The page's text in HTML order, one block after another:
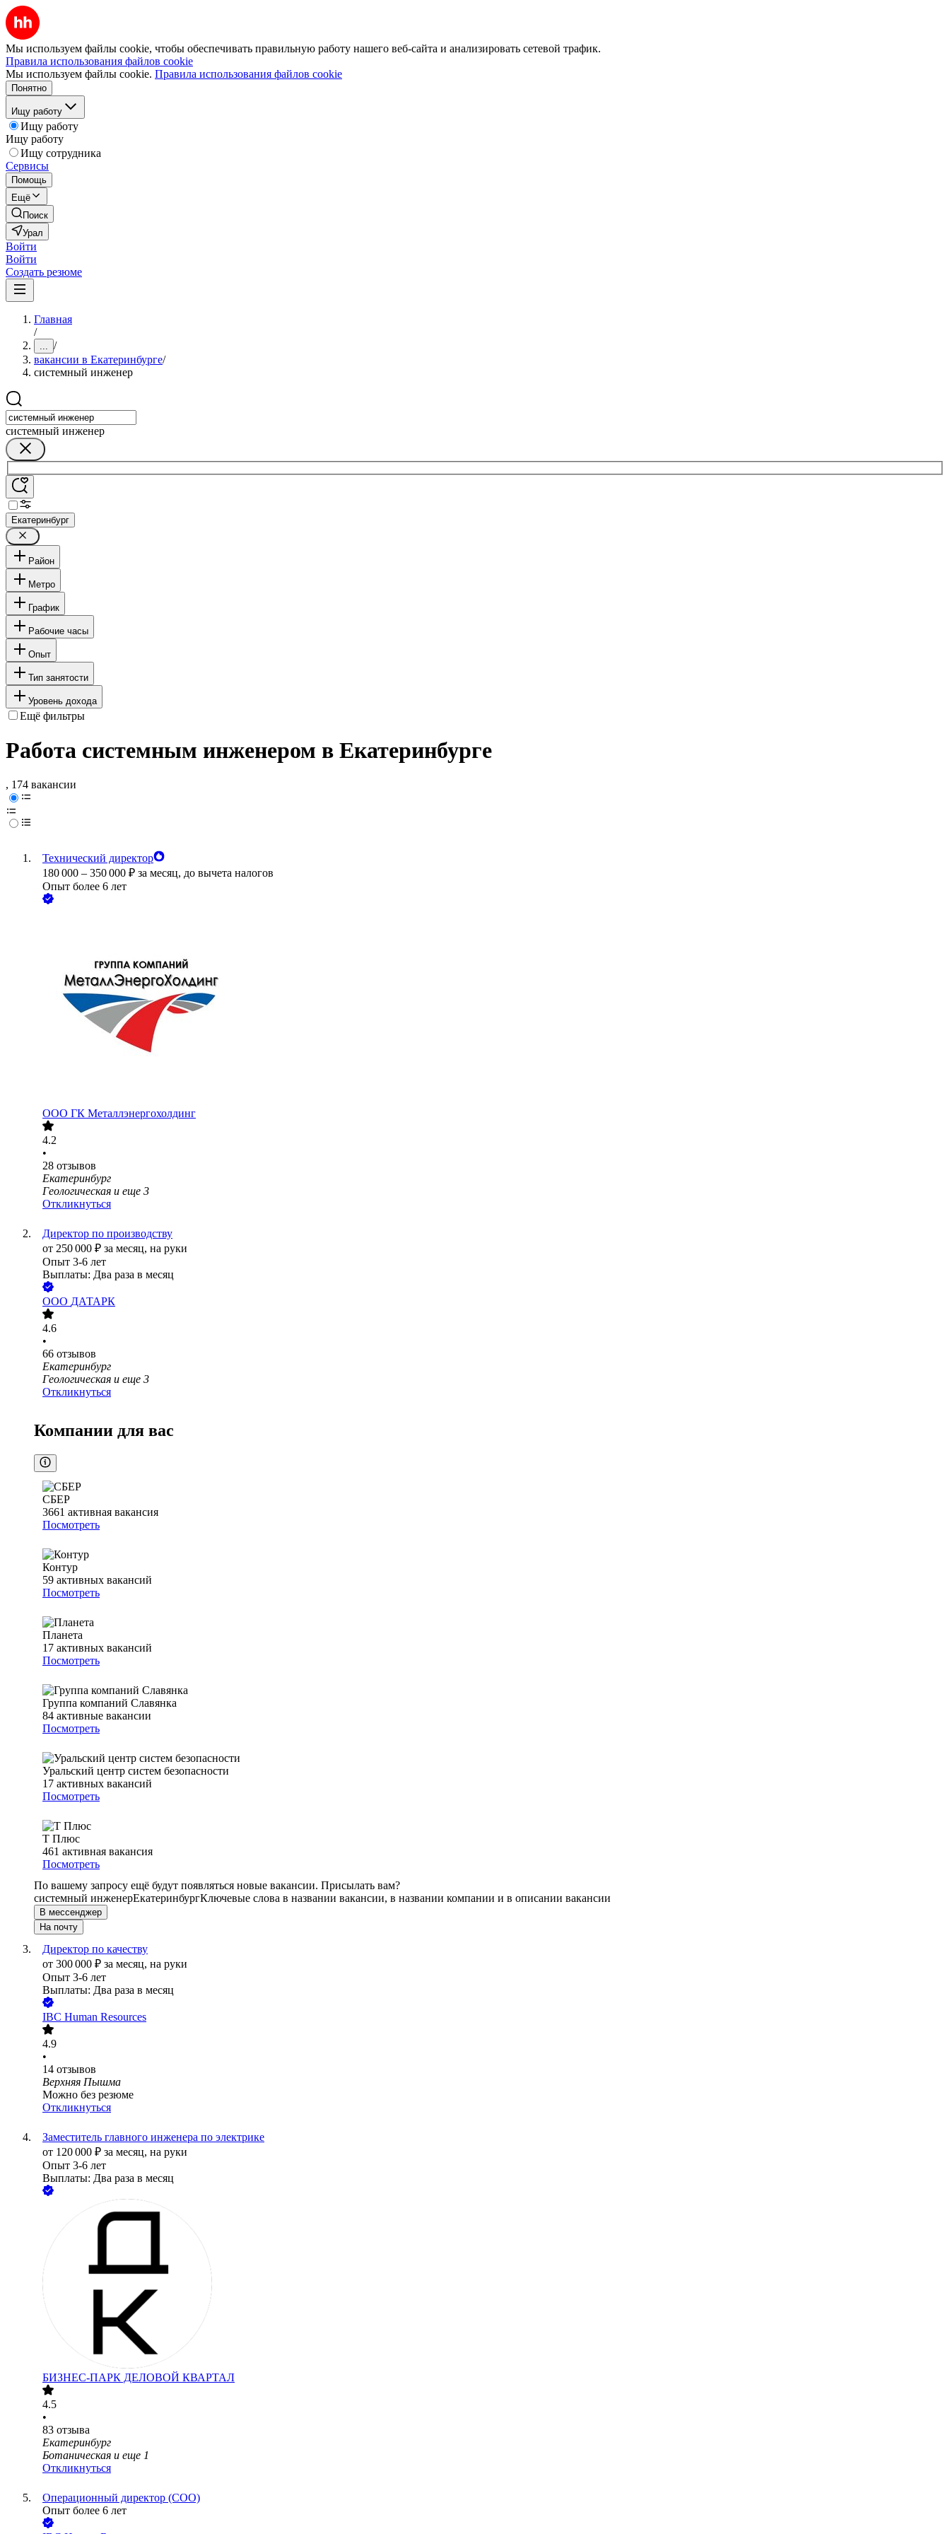
Мы используем файлы cookie, чтобы обеспечивать правильную работу нашего веб-сайта и анализировать сетевой трафик.
Правила использования файлов cookie
Мы используем файлы cookie. Правила использования файлов cookie
Понятно
Ищу работу
Ищу работу
Ищу работу
Ищу сотрудника
Сервисы
Помощь
Ещё
Поиск
Урал
Войти
Войти
Создать резюме
Главная
/
... /
вакансии в Екатеринбурге/
системный инженер
системный инженер
Екатеринбург
Район
Метро
График
Рабочие часы
Опыт
Тип занятости
Уровень дохода
Ещё фильтры
Работа системным инженером в Екатеринбурге
, 174 вакансии
Технический директор
180 000 – 350 000 ₽ за месяц, до вычета налогов
Опыт более 6 лет
ООО ГК Металлэнергохолдинг
4.2
•
28 отзывов
Екатеринбург
Геологическая и еще 3
Откликнуться
Директор по производству
от 250 000 ₽ за месяц, на руки
Опыт 3-6 лет
Выплаты: Два раза в месяц
ООО ДАТАРК
4.6
•
66 отзывов
Екатеринбург
Геологическая и еще 3
Откликнуться
Компании для вас
СБЕР
3661 активная вакансия
Посмотреть
Контур
59 активных вакансий
Посмотреть
Планета
17 активных вакансий
Посмотреть
Группа компаний Славянка
84 активные вакансии
Посмотреть
Уральский центр систем безопасности
17 активных вакансий
Посмотреть
Т Плюс
461 активная вакансия
Посмотреть
По вашему запросу ещё будут появляться новые вакансии. Присылать вам?
системный инженерЕкатеринбургКлючевые слова в названии вакансии, в названии компании и в описании вакансии
В мессенджер
На почту
Директор по качеству
от 300 000 ₽ за месяц, на руки
Опыт 3-6 лет
Выплаты: Два раза в месяц
IBC Human Resources
4.9
•
14 отзывов
Верхняя Пышма
Можно без резюме
Откликнуться
Заместитель главного инженера по электрике
от 120 000 ₽ за месяц, на руки
Опыт 3-6 лет
Выплаты: Два раза в месяц
БИЗНЕС-ПАРК ДЕЛОВОЙ КВАРТАЛ
4.5
•
83 отзыва
Екатеринбург
Ботаническая и еще 1
Откликнуться
Операционный директор (COO)
Опыт более 6 лет